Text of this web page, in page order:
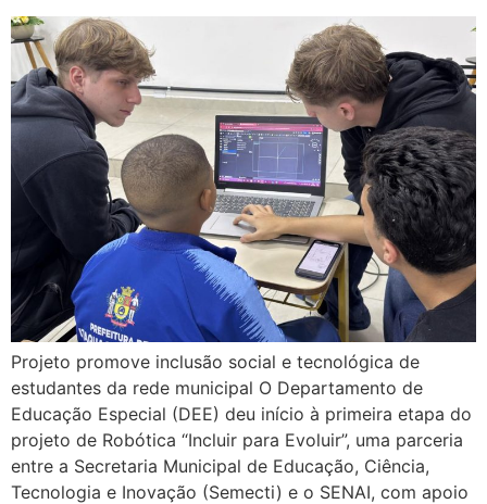
Projeto promove inclusão social e tecnológica de
estudantes da rede municipal O Departamento de
Educação Especial (DEE) deu início à primeira etapa do
projeto de Robótica “Incluir para Evoluir”, uma parceria
entre a Secretaria Municipal de Educação, Ciência,
Tecnologia e Inovação (Semecti) e o SENAI, com apoio